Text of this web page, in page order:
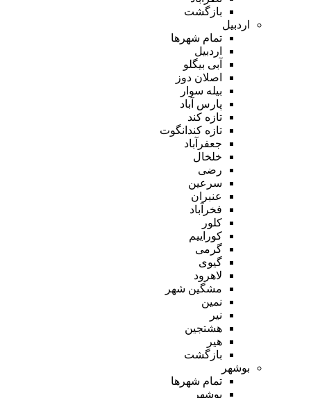
بازگشت
اردبیل
تمام شهر‌ها
اردبیل
آبی بیگلو
اصلان دوز
بیله سوار
پارس آباد
تازه کند
تازه کندانگوت
جعفرآباد
خلخال
رضی
سرعین
عنبران
فخرآباد
کلور
کوراییم
گرمی
گیوی
لاهرود
مشگین شهر
نمین
نیر
هشتجین
هیر
بازگشت
بوشهر
تمام شهر‌ها
بوشهر